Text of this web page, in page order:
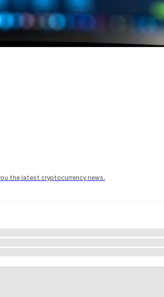
the latest cryptocurrency news.